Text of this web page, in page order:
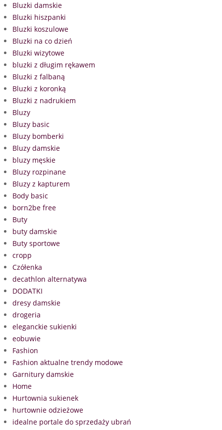
Bluzki damskie
Bluzki hiszpanki
Bluzki koszulowe
Bluzki na co dzień
Bluzki wizytowe
bluzki z długim rękawem
Bluzki z falbaną
Bluzki z koronką
Bluzki z nadrukiem
Bluzy
Bluzy basic
Bluzy bomberki
Bluzy damskie
bluzy męskie
Bluzy rozpinane
Bluzy z kapturem
Body basic
born2be free
Buty
buty damskie
Buty sportowe
cropp
Czółenka
decathlon alternatywa
DODATKI
dresy damskie
drogeria
eleganckie sukienki
eobuwie
Fashion
Fashion aktualne trendy modowe
Garnitury damskie
Home
Hurtownia sukienek
hurtownie odzieżowe
idealne portale do sprzedaży ubrań